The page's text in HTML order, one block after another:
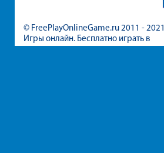
© FreePlayOnlineGame.ru 2011 - 2021
Игры онлайн. Бесплатно играть в
игры для девочек и мальчиков